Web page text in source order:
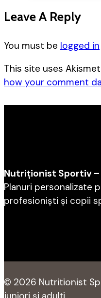
Leave A Reply
You must be logged in
This site uses
how your comment
Nutriționist Sportiv –
Planuri personalizate
profesioniști și copii
© 2026 Nutritionist